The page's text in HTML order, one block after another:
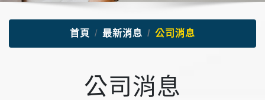
首頁 最新消息 公司消息
公司消息